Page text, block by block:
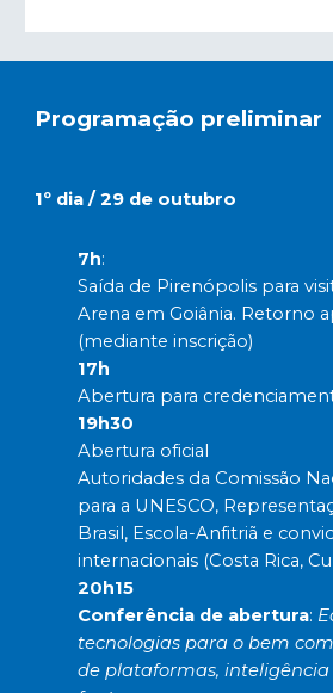
Programação preliminar
1º dia / 29 de outubro
7h:
Saída de Pirenópolis para
Arena em Goiânia. Retorno
(mediante inscrição)
17h
Abertura para
19h30
Abertura oficial
Autoridades da Comissão
para a UNESCO,
Brasil, Escola-Anfitriã e
internacionais (Costa Rica,
20h15
Conferência de abertura:
tecnologias para o bem
de plataformas,